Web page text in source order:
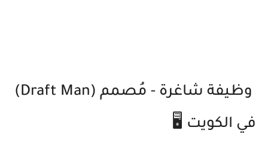
وظيفة شاغرة - مُصمم (Draft Man)
في الكويت 🖥️